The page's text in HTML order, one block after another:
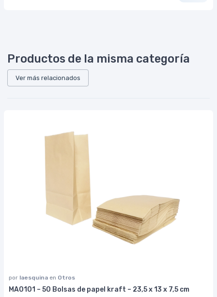
Productos de la misma categoría
Ver más relacionados
por laesquina en Otros
MA0101 – 50 Bolsas de papel kraft – 23,5 x 13 x 7,5 cm